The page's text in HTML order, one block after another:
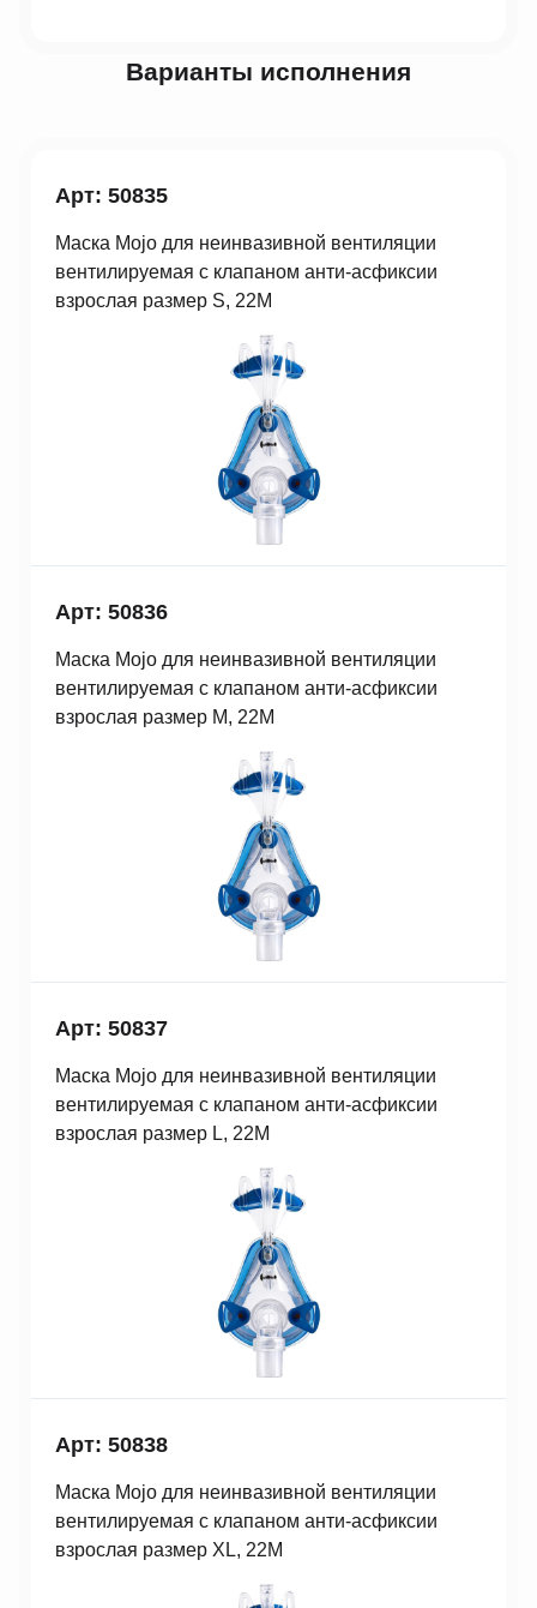
Варианты исполнения
Арт: 50835
Маска Mojo для неинвазивной вентиляции
вентилируемая с клапаном анти-асфиксии
взрослая размер S, 22M
Арт: 50836
Маска Mojo для неинвазивной вентиляции
вентилируемая с клапаном анти-асфиксии
взрослая размер M, 22M
Арт: 50837
Маска Mojo для неинвазивной вентиляции
вентилируемая с клапаном анти-асфиксии
взрослая размер L, 22M
Арт: 50838
Маска Mojo для неинвазивной вентиляции
вентилируемая с клапаном анти-асфиксии
взрослая размер XL, 22M